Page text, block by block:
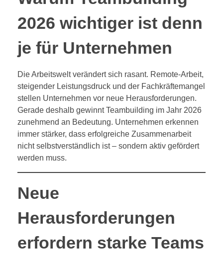
2026 wichtiger ist denn
je für Unternehmen
Die Arbeitswelt verändert sich rasant. Remote-Arbeit,
steigender Leistungsdruck und der Fachkräftemangel
stellen Unternehmen vor neue Herausforderungen.
Gerade deshalb gewinnt Teambuilding im Jahr 2026
zunehmend an Bedeutung. Unternehmen erkennen
immer stärker, dass erfolgreiche Zusammenarbeit
nicht selbstverständlich ist – sondern aktiv gefördert
werden muss.
Neue
Herausforderungen
erfordern starke Teams